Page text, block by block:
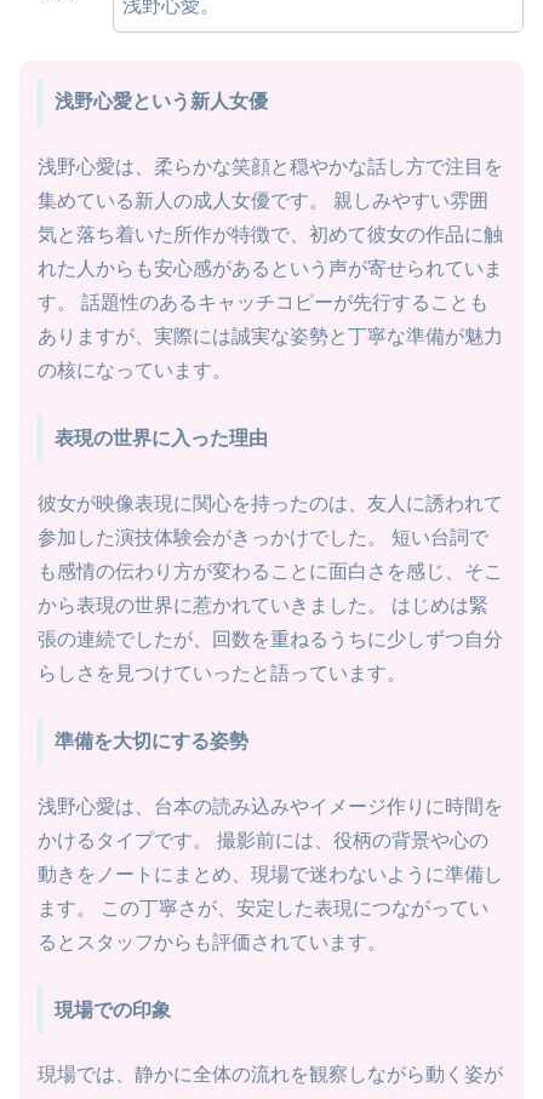
浅野心愛。
浅野心愛という新人女優
浅野心愛は、柔らかな笑顔と穏やかな話し方で注目を
集めている新人の成人女優です。 親しみやすい雰囲
気と落ち着いた所作が特徴で、初めて彼女の作品に触
れた人からも安心感があるという声が寄せられていま
す。 話題性のあるキャッチコピーが先行することも
ありますが、実際には誠実な姿勢と丁寧な準備が魅力
の核になっています。
表現の世界に入った理由
彼女が映像表現に関心を持ったのは、友人に誘われて
参加した演技体験会がきっかけでした。 短い台詞で
も感情の伝わり方が変わることに面白さを感じ、そこ
から表現の世界に惹かれていきました。 はじめは緊
張の連続でしたが、回数を重ねるうちに少しずつ自分
らしさを見つけていったと語っています。
準備を大切にする姿勢
浅野心愛は、台本の読み込みやイメージ作りに時間を
かけるタイプです。 撮影前には、役柄の背景や心の
動きをノートにまとめ、現場で迷わないように準備し
ます。 この丁寧さが、安定した表現につながってい
るとスタッフからも評価されています。
現場での印象
現場では、静かに全体の流れを観察しながら動く姿が